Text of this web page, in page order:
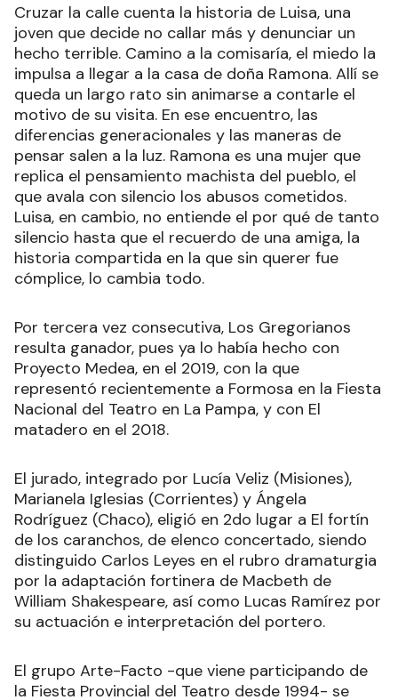
Cruzar la calle cuenta la historia de Luisa, una
joven que decide no callar más y denunciar un
hecho terrible. Camino a la comisaría, el miedo la
impulsa a llegar a la casa de doña Ramona. Allí se
queda un largo rato sin animarse a contarle el
motivo de su visita. En ese encuentro, las
diferencias generacionales y las maneras de
pensar salen a la luz. Ramona es una mujer que
replica el pensamiento machista del pueblo, el
que avala con silencio los abusos cometidos.
Luisa, en cambio, no entiende el por qué de tanto
silencio hasta que el recuerdo de una amiga, la
historia compartida en la que sin querer fue
cómplice, lo cambia todo.
Por tercera vez consecutiva, Los Gregorianos
resulta ganador, pues ya lo había hecho con
Proyecto Medea, en el 2019, con la que
representó recientemente a Formosa en la Fiesta
Nacional del Teatro en La Pampa, y con El
matadero en el 2018.
El jurado, integrado por Lucía Veliz (Misiones),
Marianela Iglesias (Corrientes) y Ángela
Rodríguez (Chaco), eligió en 2do lugar a El fortín
de los caranchos, de elenco concertado, siendo
distinguido Carlos Leyes en el rubro dramaturgia
por la adaptación fortinera de Macbeth de
William Shakespeare, así como Lucas Ramírez por
su actuación e interpretación del portero.
El grupo Arte-Facto -que viene participando de
la Fiesta Provincial del Teatro desde 1994- se